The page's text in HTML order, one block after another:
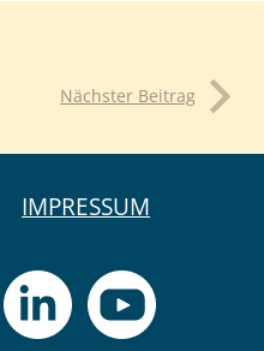
Nächster Beitrag
IMPRESSUM